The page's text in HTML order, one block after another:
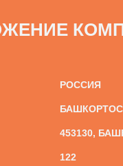
РОССИЯ
453130,
122